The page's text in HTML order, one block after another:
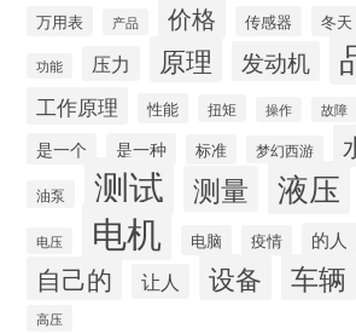
万用表 产品 价格 传感器 冬天
功能 压力 原理 发动机
工作原理 性能 扭矩 操作 故障
是一个 是一种 标准 梦幻西游
油泵 测试 测量 液压
电压 电机 电脑 疫情 的人
自己的 让人 设备 车辆
高压